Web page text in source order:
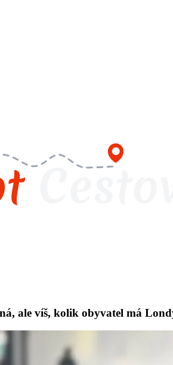
ale víš, kolik obyvatel má